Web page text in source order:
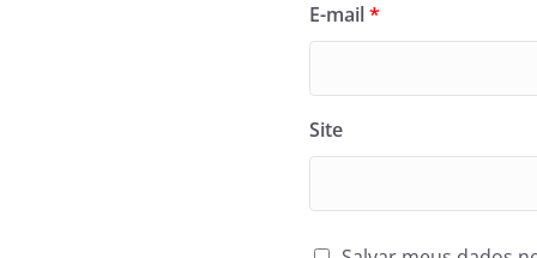
E-mail*
Site